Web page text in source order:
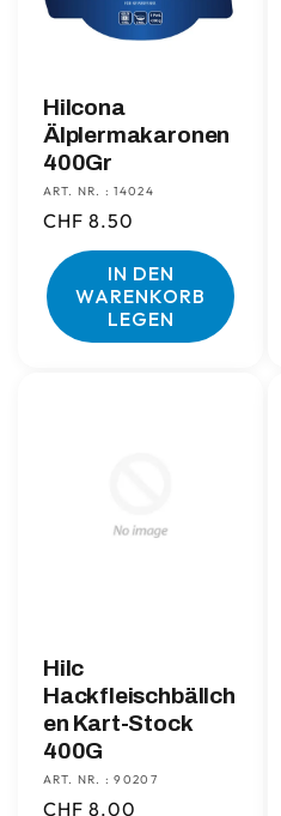
Hilcona
Älplermakaronen
400Gr
ART. NR. : 14024
Normaler
Preis
CHF 8.50
IN DEN
WARENKORB
LEGEN
Hilc
Hackfleischbällch
en Kart-Stock
400G
ART. NR. : 90207
Normaler
CHF 8.00